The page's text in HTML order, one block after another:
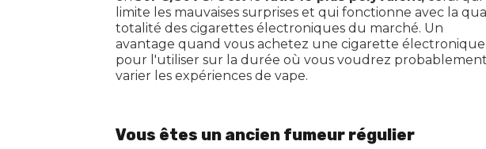
limite les mauvaises surprises et qui fonctionne avec la
totalité des cigarettes électroniques du marché. Un
avantage quand vous achetez une cigarette électronique
pour l'utiliser sur la durée où vous voudrez probablement
varier les expériences de vape.
Vous êtes un ancien fumeur régulier